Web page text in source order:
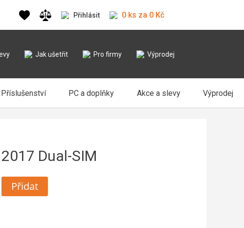
Přihlásit 0 ks za 0 Kč
Jak ušetřit Pro firmy Výprodej
Příslušenství PC a doplňky Akce a slevy Výprodej
Dual-SIM
Přidat